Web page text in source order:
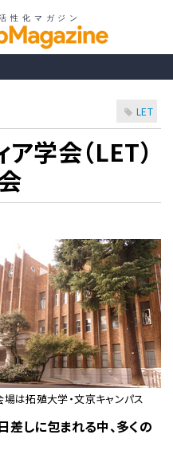
LET
学会（LET）
は拓殖大学・文京キャンパス
差しに包まれる中、多くの